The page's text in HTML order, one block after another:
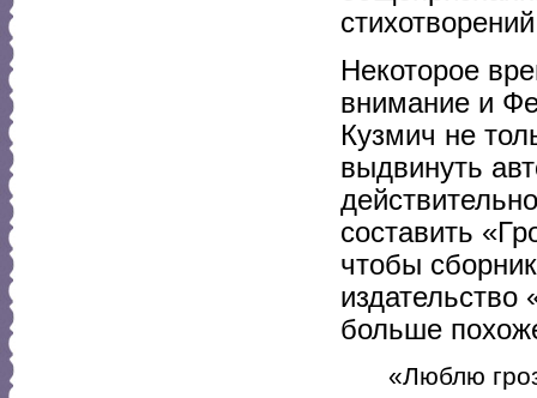
Некоторое
внимание и
Кузмич не
выдвинуть
составить
чтобы
больше
«Люблю